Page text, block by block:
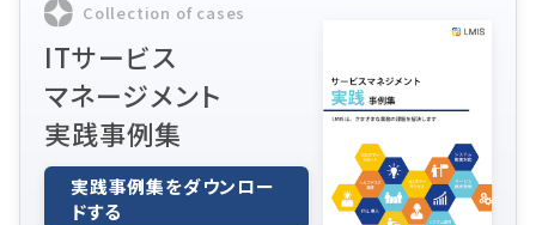
Collection of cases
ITサービス
マネージメント
実践事例集
実践事例集をダウンロー
ドする